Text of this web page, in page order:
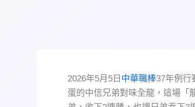
2026年5月5日 中華職棒37年例行
蛋的中信兄弟對味全龍，這場「